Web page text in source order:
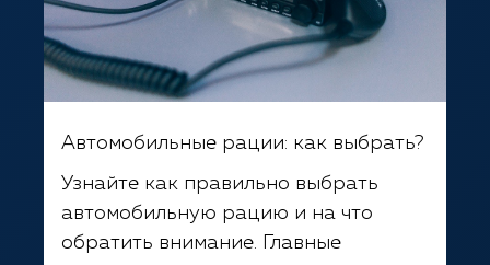
Автомобильные рации: как выбрать?
Узнайте как правильно выбрать
автомобильную рацию и на что
обратить внимание. Главные